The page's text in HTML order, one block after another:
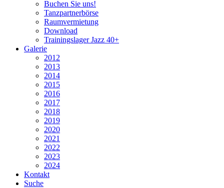
Buchen Sie uns!
Tanzpartnerbörse
Raumvermietung
Download
Trainingslager Jazz 40+
Galerie
2012
2013
2014
2015
2016
2017
2018
2019
2020
2021
2022
2023
2024
Kontakt
Suche